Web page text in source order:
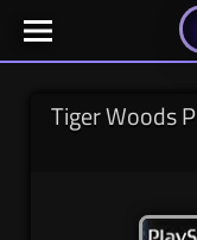
SkipEl
portal
tus
El
portal
tusTiger Woods